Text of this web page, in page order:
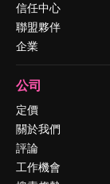
信任中心
聯盟夥伴
企業
公司
定價
關於我們
評論
工作機會